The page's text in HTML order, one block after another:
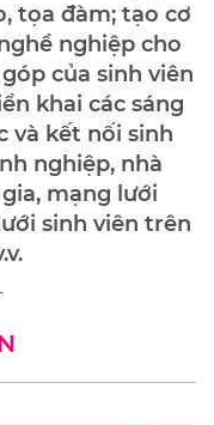
tọa đàm; tạo cơ
nghiệp cho
của sinh viên
khai các sáng
và kết nối sinh
nghiệp, nhà
mạng lưới
sinh viên trên